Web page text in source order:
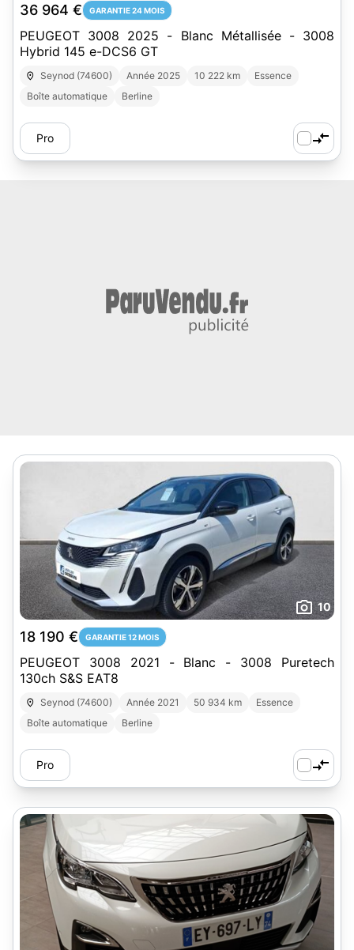
36 964 € GARANTIE 24 MOIS
PEUGEOT 3008 2025 - Blanc Métallisée - 3008
Hybrid 145 e-DCS6 GT
Seynod (74600) Année 2025 10 222 km
Essence
Boîte automatique
Berline
Pro
10
18 190 € GARANTIE 12 MOIS
PEUGEOT 3008 2021 - Blanc - 3008 Puretech
130ch S&S EAT8
Seynod (74600) Année 2021 50 934 km
Essence
Boîte automatique
Berline
Pro